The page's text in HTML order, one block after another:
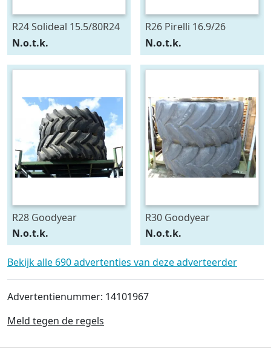
R24 Solideal 15.5/80R24
N.o.t.k.
R26 Pirelli 16.9/26
N.o.t.k.
R28 Goodyear
540/75R28
N.o.t.k.
R30 Goodyear
600/70R30
N.o.t.k.
Bekijk alle 690 advertenties van deze adverteerder
Advertentienummer: 14101967
Meld tegen de regels